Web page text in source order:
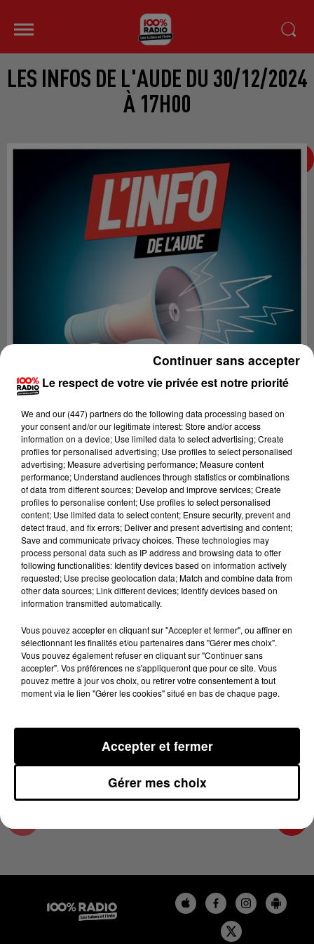
LES INFOS DE L'AUDE DU 30/12/2024
À 17H00
Lecture (4 min 16 sec)
100%
100% Radio les infos de l'Aude
30 décembre 2024 - 4 min 16 sec
LES INFOS DE L'AUDE DU 30/12/2024 À
17H00
Les infos de l'Aude
Le respect de votre vie privée est notre priorité
We and our (447) partnersdo the following data processing based on
your consent and/or our legitimate interest: Store and/or access
information on a device; Use limited data to select advertising; Create
profiles for personalised advertising; Use profiles to select personalised
advertising; Measure advertising performance; Measure content
performance; Understand audiences through statistics or combinations
of data from different sources; Develop and improve services; Create
profiles to personalise content; Use profiles to select personalised
content; Use limited data to select content; Ensure security, prevent and
detect fraud, and fix errors; Deliver and present advertising and content;
Save and communicate privacy choices. These technologies may
process personal data such as IP address and browsing data to offer
following functionalities: Identify devices based on information actively
requested; Use precise geolocation data; Match and combine data from
other data sources; Link different devices; Identify devices based on
information transmitted automatically.
Vous pouvez accepter en cliquant sur "Accepter et fermer", ou affiner en
sélectionnant les finalités et/ou partenaires dans "Gérer mes choix".
Vous pouvez également refuser en cliquant sur "Continuer sans
accepter". Vos préférences ne s'appliqueront que pour ce site. Vous
pouvez mettre à jour vos choix, ou retirer votre consentement à tout
moment via le lien "Gérer les cookies" situé en bas de chaque page.
Gérer mes choix
Accepter et fermer
Continuer sans accepter